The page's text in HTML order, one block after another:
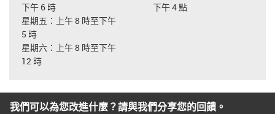
下午 6 時
星期五：上午 8 時至下午
5 時
星期六：上午 8 時至下午
12 時
下午 4 點
我們可以為您改進什麼？請與我們分享您的回饋。